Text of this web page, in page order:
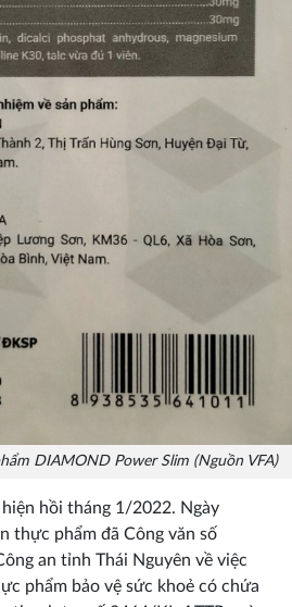
DIAMOND Power Slim (Nguồn VFA)
hồi tháng 1/2022. Ngày
thực phẩm đã Công văn số
an tỉnh Thái Nguyên về việc
phẩm bảo vệ sức khoẻ có chứa